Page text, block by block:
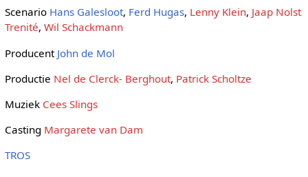
Scenario Hans Galesloot, Ferd Hugas, Lenny Klein, Jaap Nolst
Trenité, Wil Schackmann
Producent John de Mol
Productie Nel de Clerck- Berghout, Patrick Scholtze
Muziek Cees Slings
Casting Margarete van Dam
TROS